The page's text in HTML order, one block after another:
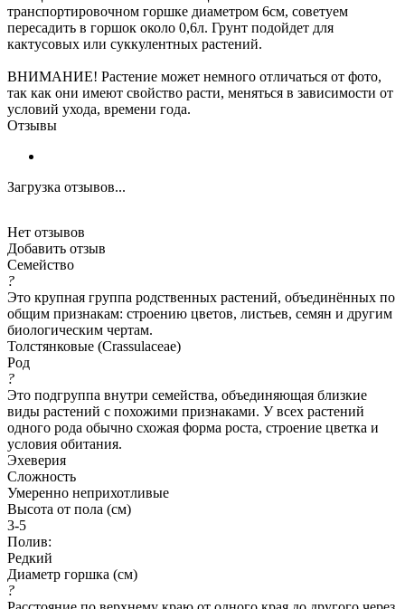
транспортировочном горшке диаметром 6см, советуем
пересадить в горшок около 0,6л. Грунт подойдет для
кактусовых или суккулентных растений.
ВНИМАНИЕ! Растение может немного отличаться от фото,
так как они имеют свойство расти, меняться в зависимости от
условий ухода, времени года.
Отзывы
Загрузка отзывов...
Нет отзывов
Добавить отзыв
Семейство
?
Это крупная группа родственных растений, объединённых по
общим признакам: строению цветов, листьев, семян и другим
биологическим чертам.
Толстянковые (Crassulaceae)
Род
?
Это подгруппа внутри семейства, объединяющая близкие
виды растений с похожими признаками. У всех растений
одного рода обычно схожая форма роста, строение цветка и
условия обитания.
Эхеверия
Сложность
Умеренно неприхотливые
Высота от пола (см)
3-5
Полив:
Редкий
Диаметр горшка (см)
?